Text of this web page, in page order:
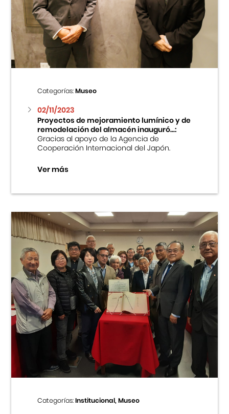
Categorías:Museo
02/11/2023
Proyectos de mejoramiento lumínico y de
remodelación del almacén inauguró...:
Gracias al apoyo de la Agencia de
Cooperación Internacional del Japón.
Ver más
Categorías:Institucional, Museo